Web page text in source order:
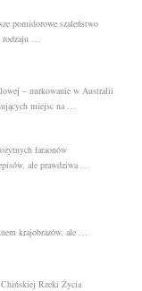
pomidorowe szaleństwo
rodzaju …
– nurkowanie w Australii
miejsc na …
faraonów
ale prawdziwa …
krajobrazów, ale …
Rzeki Życia